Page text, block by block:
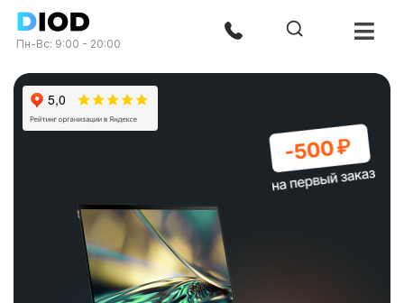
Пн-Вс: 9:00 - 20:00